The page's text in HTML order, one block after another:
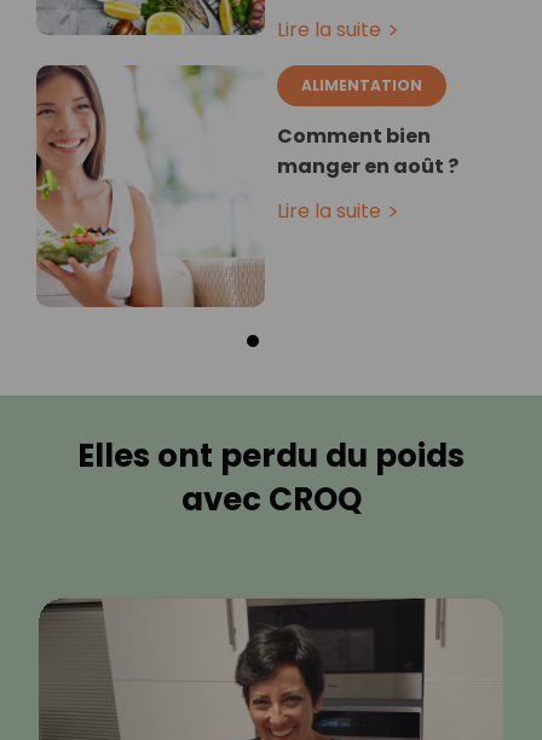
Lire la suite
ALIMENTATION
Comment bien
manger en août ?
Lire la suite
Elles ont perdu du poids
avec CROQ